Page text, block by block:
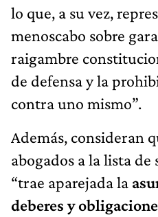
lo que, a su vez,
menoscabo sobre
raigambre
de defensa y la
contra uno mismo”.
Además, consideran
abogados a la lista
“trae aparejada la
deberes y